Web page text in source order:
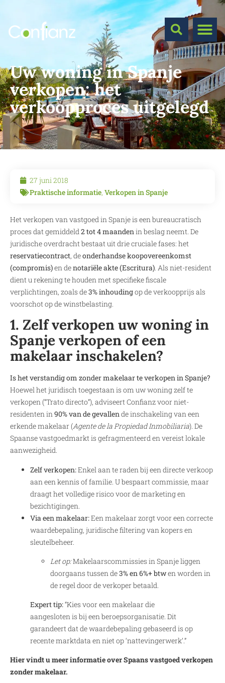
Uw woning in Spanje
verkopen: het
verkoopproces uitgelegd
27 juni 2018
Praktische informatie, Verkopen in Spanje
Het verkopen van vastgoed in Spanje is een bureaucratisch
proces dat gemiddeld2 tot 4maandenin beslag neemt. De
juridische overdracht bestaat uit drie cruciale fases: het
reservatiecontract, deonderhandse koopovereenkomst
(compromis)en denotariële akte (Escritura). Als niet-resident
dient u rekening te houden met specifieke fiscale
verplichtingen, zoals de3% inhoudingop de verkoopprijs als
voorschot op de winstbelasting.
1. Zelf verkopen uw woning in
Spanje verkopen of een
makelaar inschakelen?
Is het verstandig om zonder makelaar te verkopen in Spanje?
Hoewel het juridisch toegestaan is om uw woning zelf te
verkopen (“Trato directo”), adviseert Confianz voor niet-
residenten in90% van de gevallende inschakeling van een
erkende makelaar (Agente de la Propiedad Inmobiliaria). De
Spaanse vastgoedmarkt is gefragmenteerd en vereist lokale
aanwezigheid.
Zelf verkopen:Enkel aan te raden bij een directe verkoop
aan een kennis of familie. U bespaart commissie, maar
draagt het volledige risico voor de marketing en
bezichtigingen.
Via een makelaar:Een makelaar zorgt voor een correcte
waardebepaling, juridische filtering van kopers en
sleutelbeheer.
Let op:Makelaarscommissies in Spanje liggen
doorgaans tussen de3% en 6%+ btwen worden in
de regel door de verkoper betaald.
Expert tip:“Kies voor een makelaar die
aangesloten is bij een beroepsorganisatie. Dit
garandeert dat de waardebepaling gebaseerd is op
recente marktdata en niet op ‘nattevingerwerk’.”
Hier vindt u meer informatie over Spaans vastgoed verkopen
zonder makelaar.